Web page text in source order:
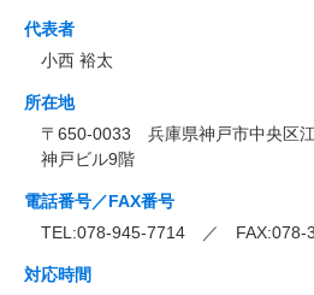
代表者
小西 裕太
所在地
〒650-0033 兵庫県神戸市中央区
神戸ビル9階
電話番号／FAX番号
TEL:078-945-7714 ／ FAX:078-
対応時間